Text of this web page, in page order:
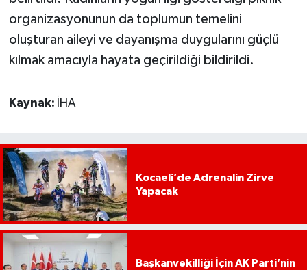
organizasyonunun da toplumun temelini
oluşturan aileyi ve dayanışma duygularını güçlü
kılmak amacıyla hayata geçirildiği bildirildi.
Kaynak: İHA
Kocaeli’de Adrenalin Zirve
Yapacak
Başkanvekilliği İçin AK Parti’nin